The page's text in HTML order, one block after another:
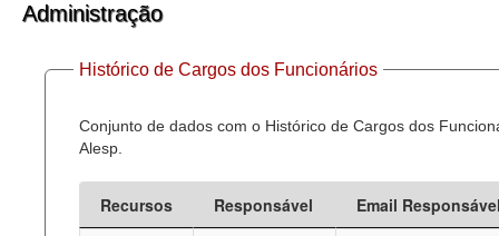
Lei de Acesso à Informação
Dados Governamentais Abertos
Planejamento
Catálogo de dados
Processo Legislativo
Administração
Histórico de Cargos dos Funcionários
Conjunto de dados com o Histórico de Cargos dos
Alesp.
Recursos Responsável
Email